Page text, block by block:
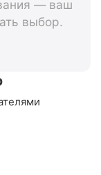
— ваш
выбор.